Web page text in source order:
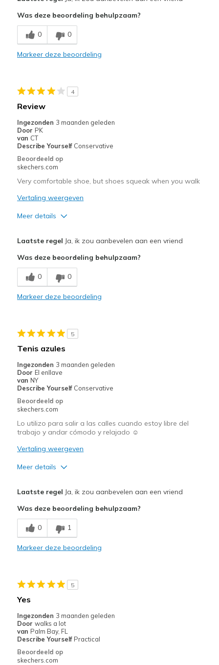
Breathe Well
Comfortable
Casual Wear
Width
Sizing
Feels true to size
View On Shoes
Was deze beoordeling behulpzaam?
0 0
Markeer deze beoordeling
4
Review
Ingezonden 3 maanden geleden
Door PK
van CT
Describe Yourself Conservative
Beoordeeld op
skechers.com
Very comfortable shoe, but shoes squeak when you walk
Vertaling weergeven
Meer details
Breathe Well
Comfortable
Need Break In
Beste toepassingen
Casual Wear
Width
Sizing
View On Shoes
Shoes are for Wearing
Laatste regel Ja, ik zou aanbevelen aan een vriend
Was deze beoordeling behulpzaam?
0 0
Markeer deze beoordeling
5
Tenis azules
Ingezonden 3 maanden geleden
Door El enllave
van NY
Describe Yourself Conservative
Beoordeeld op
skechers.com
Lo utilizo para salir a las calles cuando estoy libre del
trabajo y andar cómodo y relajado ☺️
Vertaling weergeven
Meer details
Breathe Well
Comfortable
Going Out
Laatste regel Ja, ik zou aanbevelen aan een vriend
Was deze beoordeling behulpzaam?
0 1
Markeer deze beoordeling
5
Yes
Ingezonden 3 maanden geleden
Door walks a lot
van Palm Bay, FL
Describe Yourself Practical
Beoordeeld op
skechers.com